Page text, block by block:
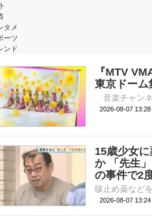
タメ
ーツ
ンド
『MTV
東京ドー
2026-08-07
15歳少女
か 「先生
の事件で2
2026-08-07